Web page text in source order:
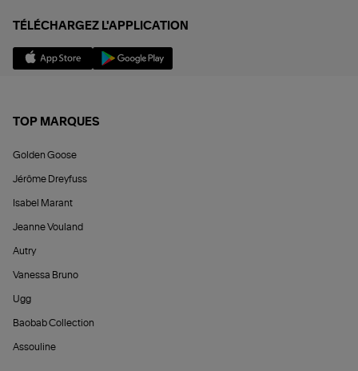
TÉLÉCHARGEZ L'APPLICATION
TOP MARQUES
Golden Goose
Jérôme Dreyfuss
Isabel Marant
Jeanne Vouland
Autry
Vanessa Bruno
Ugg
Baobab Collection
Assouline